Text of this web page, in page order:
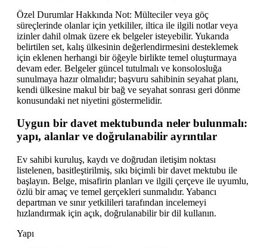
Özel Durumlar Hakkında Not: Mülteciler veya göç
süreçlerinde olanlar için yetkililer, iltica ile ilgili notlar veya
izinler dahil olmak üzere ek belgeler isteyebilir. Yukarıda
belirtilen set, kalış ülkesinin değerlendirmesini desteklemek
için eklenen herhangi bir öğeyle birlikte temel oluşturmaya
devam eder. Belgeler güncel tutulmalı ve konsolosluğa
sunulmaya hazır olmalıdır; başvuru sahibinin seyahat planı,
kendi ülkesine makul bir bağ ve seyahat sonrası geri dönme
konusundaki net niyetini göstermelidir.
Uygun bir davet mektubunda neler bulunmalı:
yapı, alanlar ve doğrulanabilir ayrıntılar
Ev sahibi kuruluş, kaydı ve doğrudan iletişim noktası
listelenen, basitleştirilmiş, sıkı biçimli bir davet mektubu ile
başlayın. Belge, misafirin planları ve ilgili çerçeve ile uyumlu,
özlü bir amaç ve temel gerçekleri sunmalıdır. Yabancı
departman ve sınır yetkilileri tarafından incelemeyi
hızlandırmak için açık, doğrulanabilir bir dil kullanın.
Yapı